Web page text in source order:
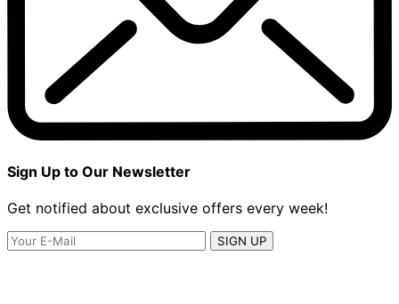
Sign Up to Our Newsletter
Get notified about exclusive offers every week!
SIGN UP